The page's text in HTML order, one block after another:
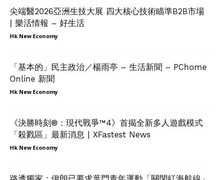
尖端醫2026亞洲生技大展 四大核心技術瞄準B2B市場
| 樂活情報 – 好生活
Hk New Economy
「基本的」民主政治／楊雨亭 – 生活新聞 – PChome
Online 新聞
Hk New Economy
《決勝時刻®：現代戰爭™4》首揭全新多人遊戲模式
「殺戮區」最新消息 | XFastest News
Hk New Economy